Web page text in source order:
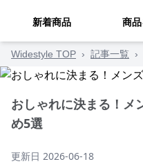
新着商品 商
Widestyle TOP › 記事一覧 ›